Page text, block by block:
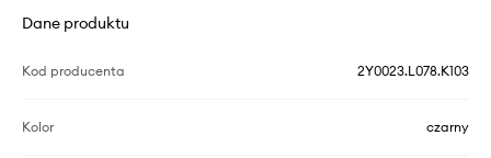
Dane produktu
Kod producenta 2Y0023.L078.K103
Kolor czarny